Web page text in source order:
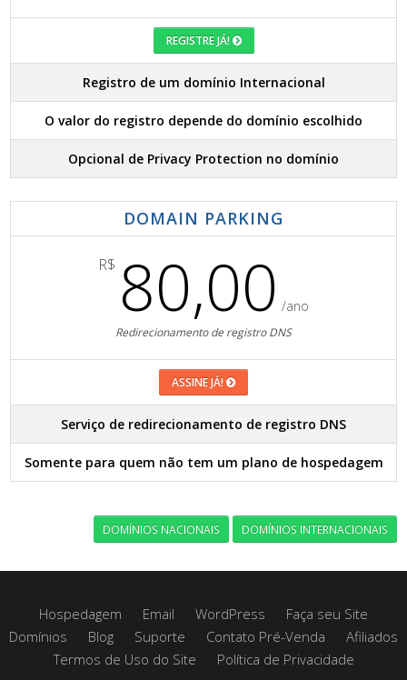
REGISTRE JÁ!
Registro de um domínio Internacional
O valor do registro depende do domínio escolhido
Opcional de Privacy Protection no domínio
DOMAIN PARKING
R$ 80,00 /ano
Redirecionamento de registro DNS
ASSINE JÁ!
Serviço de redirecionamento de registro DNS
Somente para quem não tem um plano de hospedagem
DOMÍNIOS NACIONAIS DOMÍNIOS INTERNACIONAIS
Hospedagem Email WordPress
Faça seu Site
Domínios
Blog Suporte Contato Pré-Venda
Afiliados
Termos de Uso do Site
Política de Privacidade